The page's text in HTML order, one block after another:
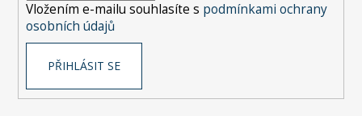
Vložením e-mailu souhlasíte s podmínkami ochrany
osobních údajů
PŘIHLÁSIT SE